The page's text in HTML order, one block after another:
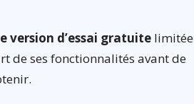
version d’essai gratuite limitée
de ses fonctionnalités avant de